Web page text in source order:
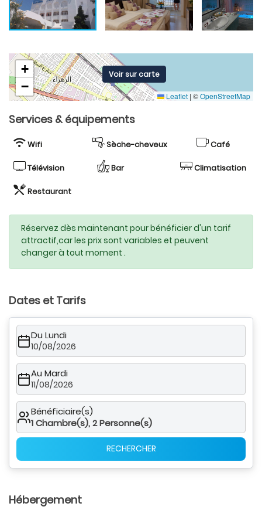
+
−
Leaflet | ©OpenStreetMap
Voir sur carte
Services & équipements
Wifi Sèche-cheveux Café
Télévision Bar Climatisation
Restaurant
Réservez dès maintenant pour bénéficier d'un tarif
attractif,car les prix sont variables et peuvent
changer à tout moment .
Dates et Tarifs
Du Lundi
10/08/2026
Au Mardi
11/08/2026
Bénéficiaire(s)
1Chambre(s),2Personne(s)
RECHERCHER
Hébergement